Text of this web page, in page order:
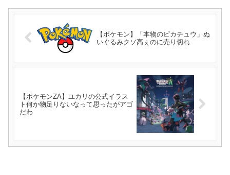
【ポケモン】「本物のピカチュウ」ぬ
いぐるみクソ高ぇのに売り切れ
【ポケモンZA】ユカリの公式イラス
ト何か物足りないなって思ったがアゴ
だわ